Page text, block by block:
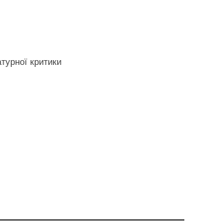
критики